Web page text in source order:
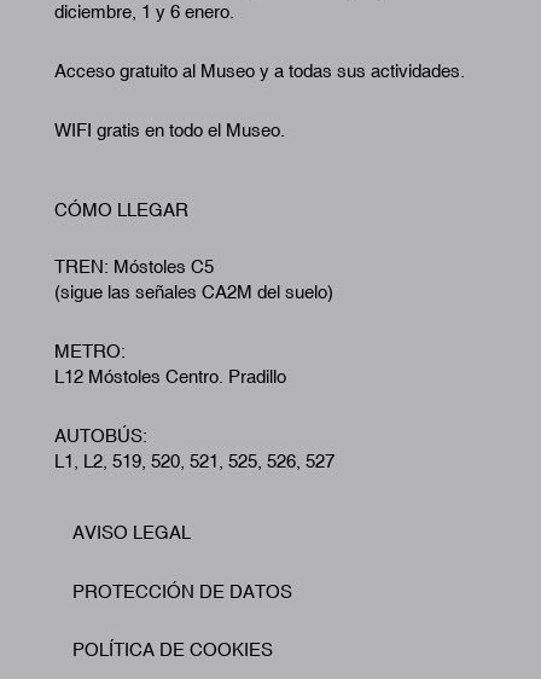
diciembre, 1 y 6 enero.
Acceso gratuito al Museo y a todas sus actividades.
WIFI gratis en todo el Museo.
CÓMO LLEGAR
TREN: Móstoles C5
(sigue las señales CA2M del suelo)
METRO:
L12 Móstoles Centro. Pradillo
AUTOBÚS:
L1, L2, 519, 520, 521, 525, 526, 527
Footer
AVISO LEGAL
PROTECCIÓN DE DATOS
POLÍTICA DE COOKIES